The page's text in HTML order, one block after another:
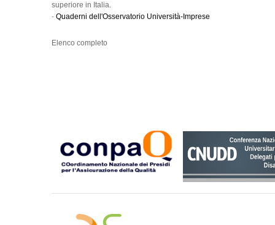
superiore in Italia.
- Quaderni dell'Osservatorio Università-Imprese
Elenco completo